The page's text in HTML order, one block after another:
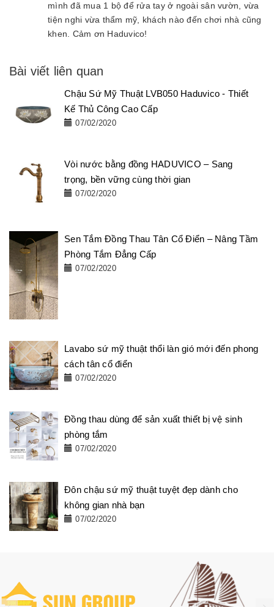
mình đã mua 1 bộ để rửa tay ở ngoài sân vườn, vừa
tiện nghi vừa thẩm mỹ, khách nào đến chơi nhà cũng
khen. Cảm ơn Haduvico!
Bài viết liên quan
Chậu Sứ Mỹ Thuật LVB050 Haduvico - Thiết
Kế Thủ Công Cao Cấp
07/02/2020
Vòi nước bằng đồng HADUVICO – Sang
trọng, bền vững cùng thời gian
07/02/2020
Sen Tắm Đồng Thau Tân Cổ Điển – Nâng Tầm
Phòng Tắm Đẳng Cấp
07/02/2020
Lavabo sứ mỹ thuật thổi làn gió mới đến phong
cách tân cổ điển
07/02/2020
Đồng thau dùng để sản xuất thiết bị vệ sinh
phòng tắm
07/02/2020
Đôn chậu sứ mỹ thuật tuyệt đẹp dành cho
không gian nhà bạn
07/02/2020